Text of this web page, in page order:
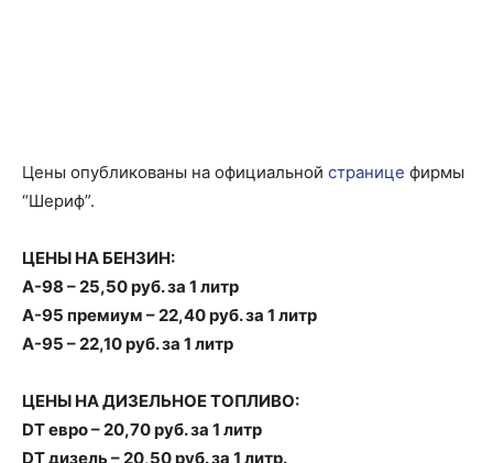
Цены опубликованы на официальной странице фирмы
“Шериф”.
ЦЕНЫ НА БЕНЗИН:
A-98 – 25,50 руб. за 1 литр
A-95 премиум – 22,40 руб. за 1 литр
A-95 – 22,10 руб. за 1 литр
ЦЕНЫ НА ДИЗЕЛЬНОЕ ТОПЛИВО:
DT евро – 20,70 руб. за 1 литр
DT дизель – 20,50 руб. за 1 литр.